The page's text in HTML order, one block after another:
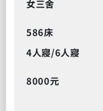
女三舍
586床
4人寢/6人寢
8000元